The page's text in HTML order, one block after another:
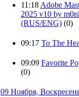
11:18 Adobe
2025 v10 by
(RUS/ENG) (0)
09:17 To The
09:09 Favorite
(0)
09 Ноября,